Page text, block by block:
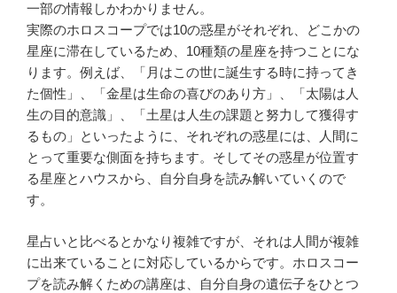
一部の情報しかわかりません。
実際のホロスコープでは10の惑星がそれぞれ、どこかの
星座に滞在しているため、10種類の星座を持つことにな
ります。例えば、「月はこの世に誕生する時に持ってき
た個性」、「金星は生命の喜びのあり方」、「太陽は人
生の目的意識」、「土星は人生の課題と努力して獲得す
るもの」といったように、それぞれの惑星には、人間に
とって重要な側面を持ちます。そしてその惑星が位置す
る星座とハウスから、自分自身を読み解いていくので
す。
星占いと比べるとかなり複雑ですが、それは人間が複雑
に出来ていることに対応しているからです。ホロスコー
プを読み解くための講座は、自分自身の遺伝子をひとつ